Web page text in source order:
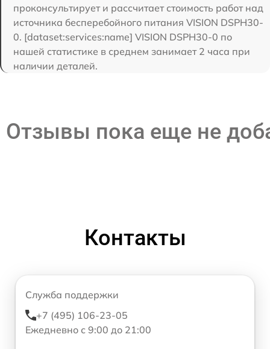
проконсультирует и рассчитает стоимость работ над
источника бесперебойного питания VISION DSPH30-
0. [dataset:services:name] VISION DSPH30-0 по
нашей статистике в среднем занимает 2 часа при
наличии деталей.
Отзывы пока еще не
Контакты
Служба поддержки
+7 (495) 106-23-05
Ежедневно с 9:00 до 21:00